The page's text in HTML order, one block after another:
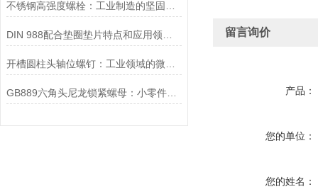
GB889六角头尼龙锁紧螺母：小零件中的大智慧
留言询价
产品：
您的单位：
您的姓名：